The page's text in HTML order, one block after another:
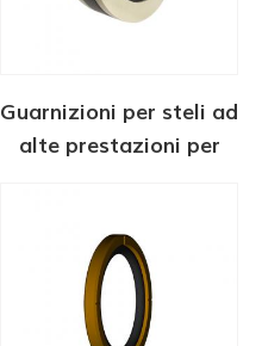
Guarnizioni per steli ad
alte prestazioni per